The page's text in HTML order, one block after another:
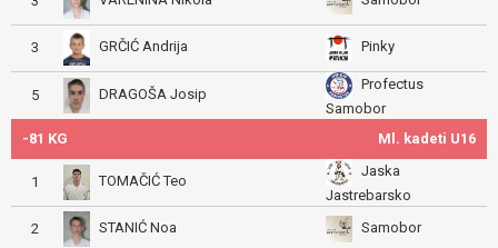
3 GRČIĆ Andrija Pinky
5 DRAGOŠA Josip
Profectus
Samobor
-81 KG
Ml. kadeti U16
1 TOMAČIĆ Teo
Jaska
Jastrebarsko
2
STANIĆ Noa Samobor